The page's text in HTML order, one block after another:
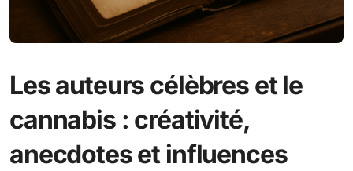
Les auteurs célèbres et le
cannabis : créativité,
anecdotes et influences